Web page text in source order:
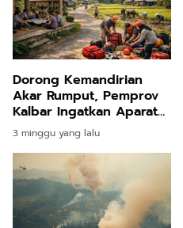
Dorong Kemandirian
Akar Rumput, Pemprov
Kalbar Ingatkan Aparatur
Desa Bangun
Ketangguhan Masyarakat
3 minggu yang lalu